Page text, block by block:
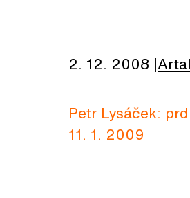
2. 12. 2008
Petr Lysáček:
11. 1. 2009